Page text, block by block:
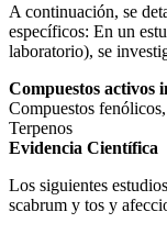
A continuación, se
específicos: En un
laboratorio), se
Compuestos activos
Compuestos
Terpenos
Evidencia Científica
Los siguientes
scabrum y tos y